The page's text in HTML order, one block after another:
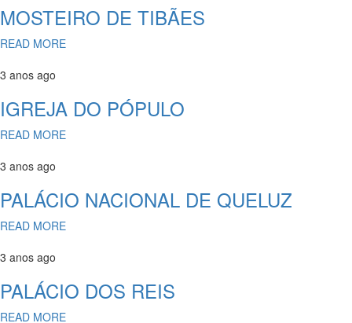
MOSTEIRO DE TIBÃES
READ MORE
3 anos ago
IGREJA DO PÓPULO
READ MORE
3 anos ago
PALÁCIO NACIONAL DE QUELUZ
READ MORE
3 anos ago
PALÁCIO DOS REIS
READ MORE